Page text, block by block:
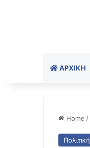
ΑΡΧΙΚΉ
Home /
Πολιτική